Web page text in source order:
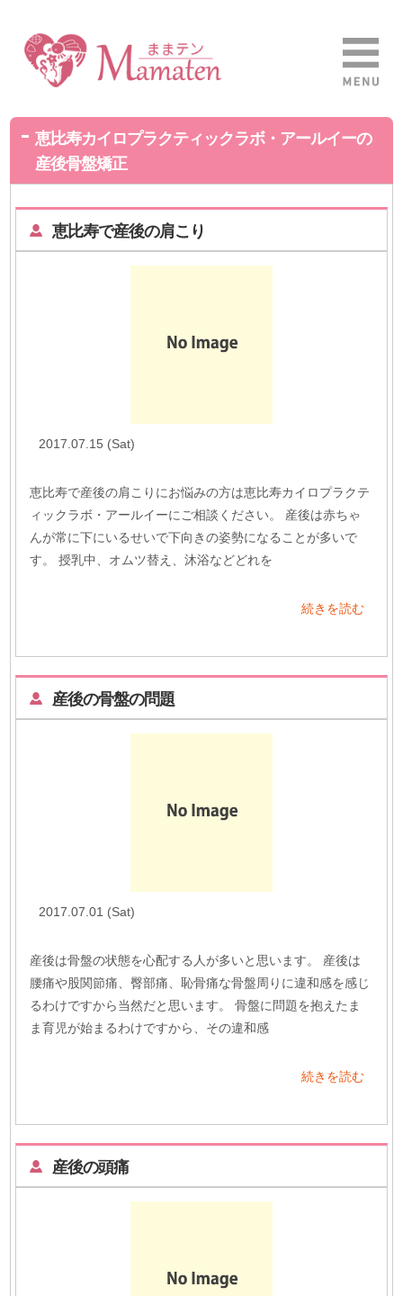
恵比寿カイロプラクティックラボ・アールイーの
産後骨盤矯正
恵比寿で産後の肩こり
2017.07.15 (Sat)
恵比寿で産後の肩こりにお悩みの方は恵比寿カイロプラクテ
ィックラボ・アールイーにご相談ください。 産後は赤ちゃ
んが常に下にいるせいで下向きの姿勢になることが多いで
す。 授乳中、オムツ替え、沐浴などどれを
続きを読む
産後の骨盤の問題
2017.07.01 (Sat)
産後は骨盤の状態を心配する人が多いと思います。 産後は
腰痛や股関節痛、臀部痛、恥骨痛な骨盤周りに違和感を感じ
るわけですから当然だと思います。 骨盤に問題を抱えたま
ま育児が始まるわけですから、その違和感
続きを読む
産後の頭痛